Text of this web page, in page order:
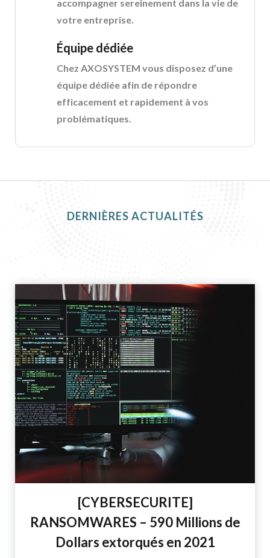
accompagner sereinement dans la vie de
votre entreprise.
Équipe dédiée
Chez AXOSYSTEM vous disposez d’une
équipe dédiée afin de répondre
efficacement et rapidement à vos
problématiques.
DERNIÈRES ACTUALITÉS
[CYBERSECURITE]
RANSOMWARES – 590 Millions de
Dollars extorqués en 2021